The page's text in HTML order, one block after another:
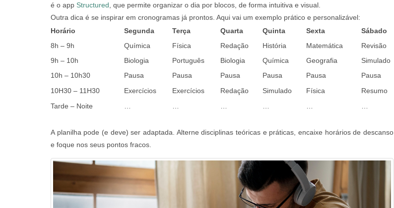
é o app Structured, que permite organizar o dia por blocos, de forma intuitiva e visual.
Outra dica é se inspirar em cronogramas já prontos. Aqui vai um exemplo prático e personalizável:
Horário
Segunda Terça Quarta Quinta Sexta Sábado
8h – 9h
Química Física Redação História Matemática Revisão
9h – 10h
Biologia Português Biologia Química Geografia Simulado
10h – 10h30
Pausa Pausa Pausa Pausa Pausa Pausa
10H30 – 11H30
Exercícios Exercícios Redação Simulado Física Resumo
Tarde – Noite
… … … … … …
A planilha pode (e deve) ser adaptada. Alterne disciplinas teóricas e práticas, encaixe horários de descanso
e foque nos seus pontos fracos.